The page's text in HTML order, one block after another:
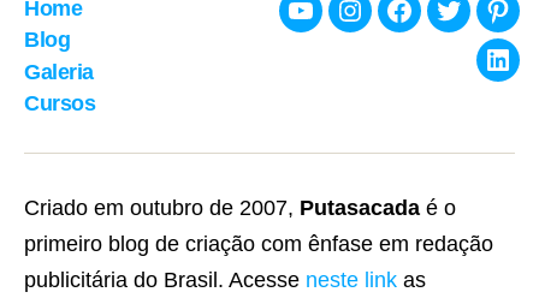
Home
Blog
Galeria
Cursos
YoutubeInstagramFacebook
Twitter
Criado em outubro de 2007, Putasacada é o
primeiro blog de criação com ênfase em redação
publicitária do Brasil. Acesse neste link as